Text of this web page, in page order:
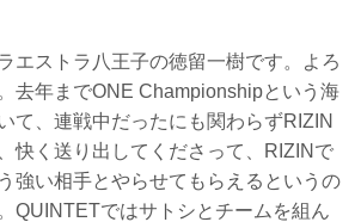
エストラ八王子の徳留一樹です。よろ
去年までONE Championshipという海
て、連戦中だったにも関わらずRIZIN
快く送り出してくださって、RIZINで
強い相手とやらせてもらえるというの
QUINTETではサトシとチームを組ん